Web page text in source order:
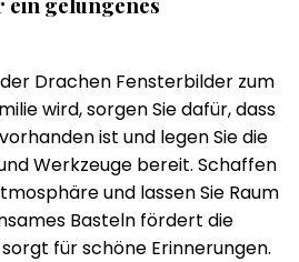
Drachen Fensterbilder zum
wird, sorgen Sie dafür, dass
ist und legen Sie die
Werkzeuge bereit. Schaffen
und lassen Sie Raum
Basteln fördert die
für schöne Erinnerungen.